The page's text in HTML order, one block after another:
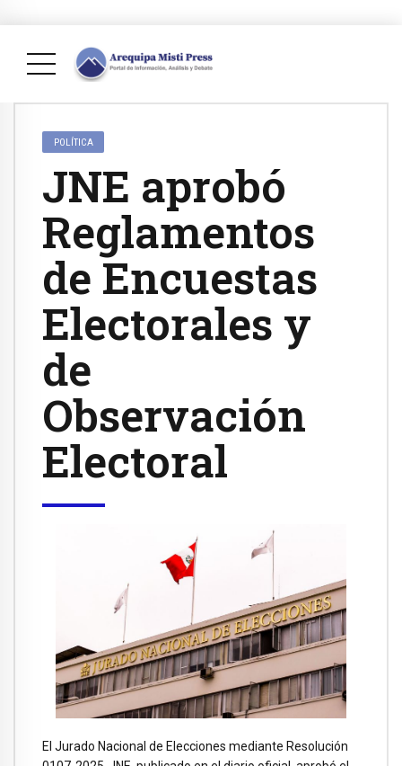
POLÍTICA
JNE aprobó
Reglamentos
de Encuestas
Electorales y
de
Observación
Electoral
El Jurado Nacional de Elecciones mediante Resolución